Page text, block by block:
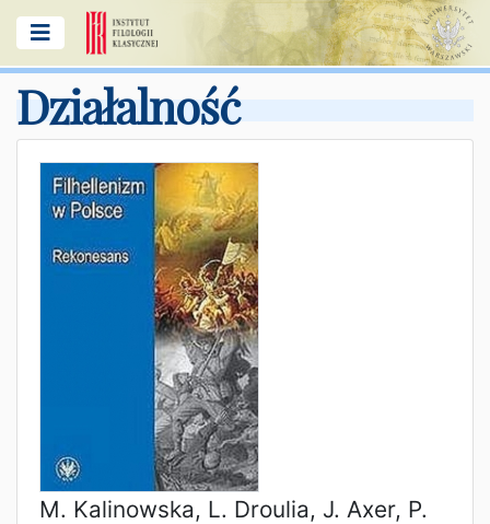
Działalność
M. Kalinowska, L. Droulia, J. Axer, P.